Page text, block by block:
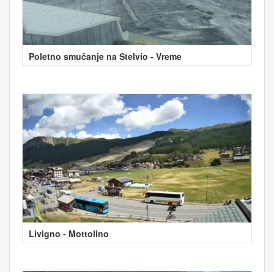
Poletno smučanje na Stelvio - Vreme
Livigno - Mottolino